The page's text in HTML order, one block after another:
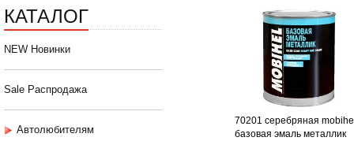
КАТАЛОГ
NEW Новинки
Sale Распродажа
Автолюбителям
70201 серебряная
базовая эмаль металлик